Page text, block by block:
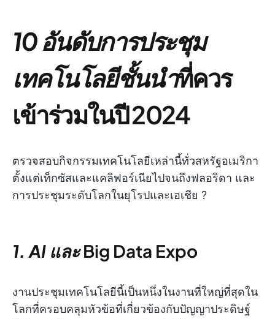
10 อันดับการประชุม
เทคโนโลยีชั้นนำที่ควร
เข้าร่วมในปี 2024
ตรวจสอบกิจกรรมเทคโนโลยีเหล่านี้ทั่วสหรัฐอเมริกา
ตั้งแต่เท็กซัสและแคลิฟอร์เนียไปจนถึงฟลอริดา และ
การประชุมระดับโลกในยุโรปและเอเชีย ?
1. AI และBig Data Expo
งานประชุมเทคโนโลยีนี้เป็นหนึ่งในงานที่ใหญ่ที่สุดใน
โลกที่ครอบคลุมหัวข้อที่เกี่ยวข้องกับปัญญาประดิษฐ์